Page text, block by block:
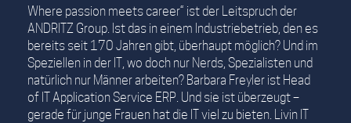
Where passion meets career“ ist der Leitspruch der
ANDRITZ Group. Ist das in einem Industriebetrieb, den es
bereits seit 170 Jahren gibt, überhaupt möglich? Und im
Speziellen in der IT, wo doch nur Nerds, Spezialisten und
natürlich nur Männer arbeiten? Barbara Freyler ist Head
of IT Application Service ERP. Und sie ist überzeugt –
gerade für junge Frauen hat die IT viel zu bieten. Livin IT